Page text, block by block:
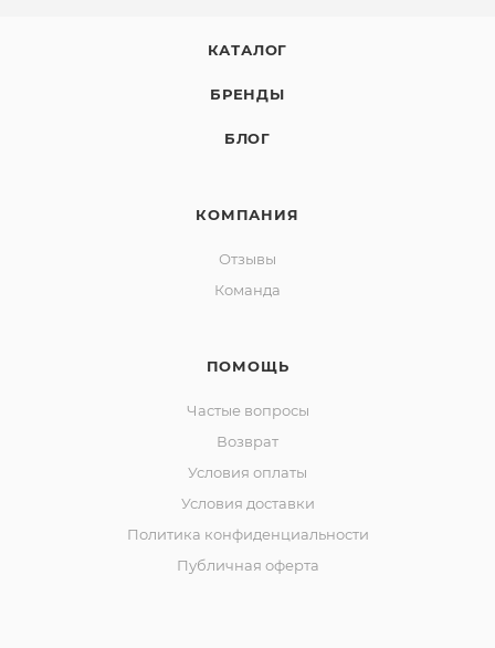
КАТАЛОГ
БРЕНДЫ
БЛОГ
КОМПАНИЯ
Отзывы
Команда
ПОМОЩЬ
Частые вопросы
Возврат
Условия оплаты
Условия доставки
Политика конфиденциальности
Публичная оферта